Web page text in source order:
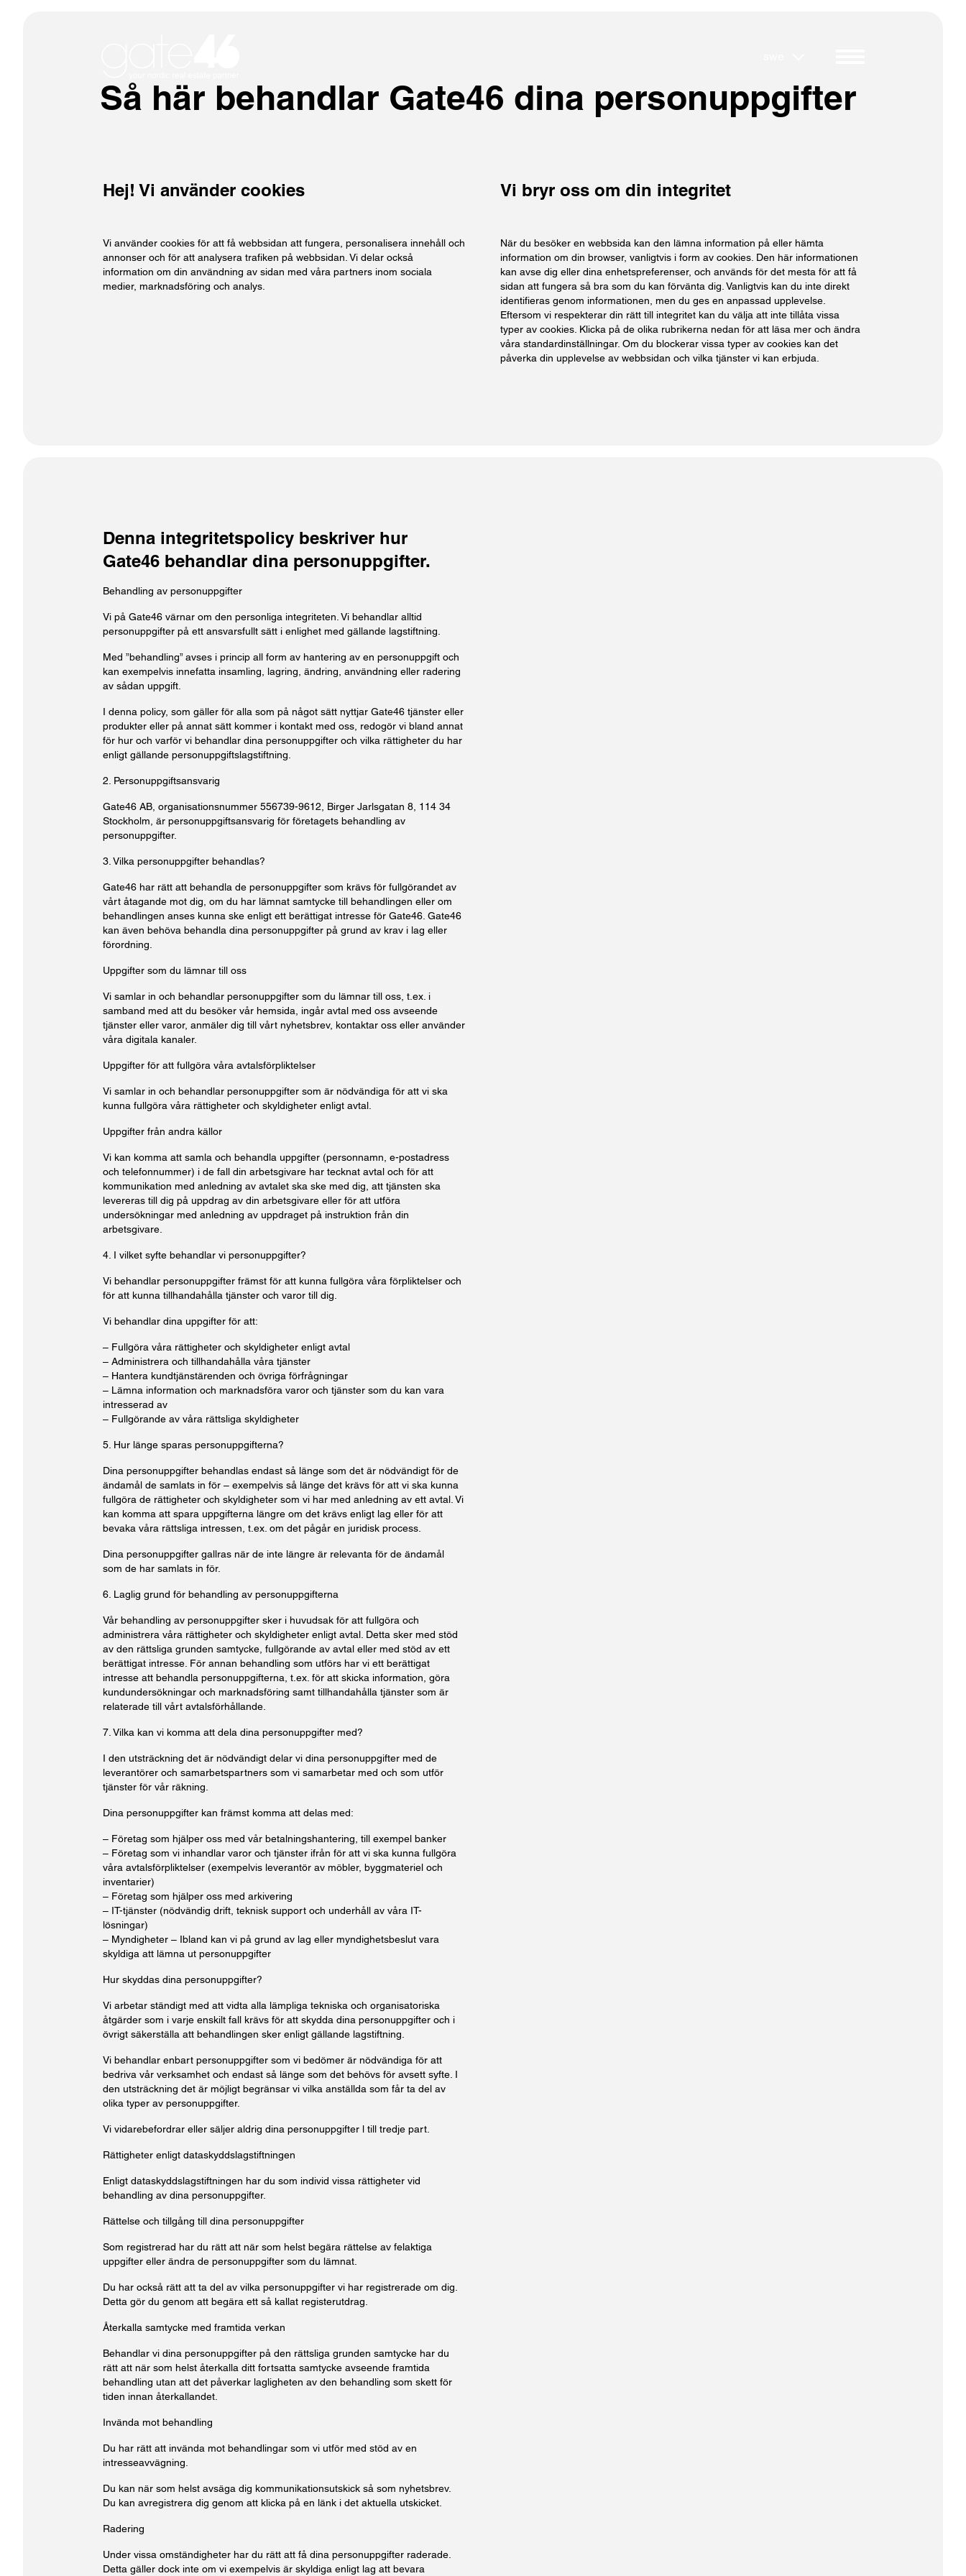
Så här behandlar Gate46 dina personuppgifter
Hej! Vi använder cookies
Vi använder cookies för att få webbsidan att fungera, personalisera innehåll och
annonser och för att analysera trafiken på webbsidan. Vi delar också
information om din användning av sidan med våra partners inom sociala
medier, marknadsföring och analys.
Vi bryr oss om din integritet
När du besöker en webbsida kan den lämna information på eller hämta
information om din browser, vanligtvis i form av cookies. Den här informationen
kan avse dig eller dina enhetspreferenser, och används för det mesta för att få
sidan att fungera så bra som du kan förvänta dig. Vanligtvis kan du inte direkt
identifieras genom informationen, men du ges en anpassad upplevelse.
Eftersom vi respekterar din rätt till integritet kan du välja att inte tillåta vissa
typer av cookies. Klicka på de olika rubrikerna nedan för att läsa mer och ändra
våra standardinställningar. Om du blockerar vissa typer av cookies kan det
påverka din upplevelse av webbsidan och vilka tjänster vi kan erbjuda.
Denna integritetspolicy beskriver hur
Gate46 behandlar dina personuppgifter.
Behandling av personuppgifter
Vi på Gate46 värnar om den personliga integriteten. Vi behandlar alltid
personuppgifter på ett ansvarsfullt sätt i enlighet med gällande lagstiftning.
Med ”behandling” avses i princip all form av hantering av en personuppgift och
kan exempelvis innefatta insamling, lagring, ändring, användning eller radering
av sådan uppgift.
I denna policy, som gäller för alla som på något sätt nyttjar Gate46 tjänster eller
produkter eller på annat sätt kommer i kontakt med oss, redogör vi bland annat
för hur och varför vi behandlar dina personuppgifter och vilka rättigheter du har
enligt gällande personuppgiftslagstiftning.
2. Personuppgiftsansvarig
Gate46 AB, organisationsnummer 556739-9612, Birger Jarlsgatan 8, 114 34
Stockholm, är personuppgiftsansvarig för företagets behandling av
personuppgifter.
3. Vilka personuppgifter behandlas?
Gate46 har rätt att behandla de personuppgifter som krävs för fullgörandet av
vårt åtagande mot dig, om du har lämnat samtycke till behandlingen eller om
behandlingen anses kunna ske enligt ett berättigat intresse för Gate46. Gate46
kan även behöva behandla dina personuppgifter på grund av krav i lag eller
förordning.
Uppgifter som du lämnar till oss
Vi samlar in och behandlar personuppgifter som du lämnar till oss, t.ex. i
samband med att du besöker vår hemsida, ingår avtal med oss avseende
tjänster eller varor, anmäler dig till vårt nyhetsbrev, kontaktar oss eller använder
våra digitala kanaler.
Uppgifter för att fullgöra våra avtalsförpliktelser
Vi samlar in och behandlar personuppgifter som är nödvändiga för att vi ska
kunna fullgöra våra rättigheter och skyldigheter enligt avtal.
Uppgifter från andra källor
Vi kan komma att samla och behandla uppgifter (personnamn, e-postadress
och telefonnummer) i de fall din arbetsgivare har tecknat avtal och för att
kommunikation med anledning av avtalet ska ske med dig, att tjänsten ska
levereras till dig på uppdrag av din arbetsgivare eller för att utföra
undersökningar med anledning av uppdraget på instruktion från din
arbetsgivare.
4. I vilket syfte behandlar vi personuppgifter?
Vi behandlar personuppgifter främst för att kunna fullgöra våra förpliktelser och
för att kunna tillhandahålla tjänster och varor till dig.
Vi behandlar dina uppgifter för att:
– Fullgöra våra rättigheter och skyldigheter enligt avtal
– Administrera och tillhandahålla våra tjänster
– Hantera kundtjänstärenden och övriga förfrågningar
– Lämna information och marknadsföra varor och tjänster som du kan vara
intresserad av
– Fullgörande av våra rättsliga skyldigheter
5. Hur länge sparas personuppgifterna?
Dina personuppgifter behandlas endast så länge som det är nödvändigt för de
ändamål de samlats in för – exempelvis så länge det krävs för att vi ska kunna
fullgöra de rättigheter och skyldigheter som vi har med anledning av ett avtal. Vi
kan komma att spara uppgifterna längre om det krävs enligt lag eller för att
bevaka våra rättsliga intressen, t.ex. om det pågår en juridisk process.
Dina personuppgifter gallras när de inte längre är relevanta för de ändamål
som de har samlats in för.
6. Laglig grund för behandling av personuppgifterna
Vår behandling av personuppgifter sker i huvudsak för att fullgöra och
administrera våra rättigheter och skyldigheter enligt avtal. Detta sker med stöd
av den rättsliga grunden samtycke, fullgörande av avtal eller med stöd av ett
berättigat intresse. För annan behandling som utförs har vi ett berättigat
intresse att behandla personuppgifterna, t.ex. för att skicka information, göra
kundundersökningar och marknadsföring samt tillhandahålla tjänster som är
relaterade till vårt avtalsförhållande.
7. Vilka kan vi komma att dela dina personuppgifter med?
I den utsträckning det är nödvändigt delar vi dina personuppgifter med de
leverantörer och samarbetspartners som vi samarbetar med och som utför
tjänster för vår räkning.
Dina personuppgifter kan främst komma att delas med:
– Företag som hjälper oss med vår betalningshantering, till exempel banker
– Företag som vi inhandlar varor och tjänster ifrån för att vi ska kunna fullgöra
våra avtalsförpliktelser (exempelvis leverantör av möbler, byggmateriel och
inventarier)
– Företag som hjälper oss med arkivering
– IT-tjänster (nödvändig drift, teknisk support och underhåll av våra IT-
lösningar)
– Myndigheter – Ibland kan vi på grund av lag eller myndighetsbeslut vara
skyldiga att lämna ut personuppgifter
Hur skyddas dina personuppgifter?
Vi arbetar ständigt med att vidta alla lämpliga tekniska och organisatoriska
åtgärder som i varje enskilt fall krävs för att skydda dina personuppgifter och i
övrigt säkerställa att behandlingen sker enligt gällande lagstiftning.
Vi behandlar enbart personuppgifter som vi bedömer är nödvändiga för att
bedriva vår verksamhet och endast så länge som det behövs för avsett syfte. I
den utsträckning det är möjligt begränsar vi vilka anställda som får ta del av
olika typer av personuppgifter.
Vi vidarebefordrar eller säljer aldrig dina personuppgifter l till tredje part.
Rättigheter enligt dataskyddslagstiftningen
Enligt dataskyddslagstiftningen har du som individ vissa rättigheter vid
behandling av dina personuppgifter.
Rättelse och tillgång till dina personuppgifter
Som registrerad har du rätt att när som helst begära rättelse av felaktiga
uppgifter eller ändra de personuppgifter som du lämnat.
Du har också rätt att ta del av vilka personuppgifter vi har registrerade om dig.
Detta gör du genom att begära ett så kallat registerutdrag.
Återkalla samtycke med framtida verkan
Behandlar vi dina personuppgifter på den rättsliga grunden samtycke har du
rätt att när som helst återkalla ditt fortsatta samtycke avseende framtida
behandling utan att det påverkar lagligheten av den behandling som skett för
tiden innan återkallandet.
Invända mot behandling
Du har rätt att invända mot behandlingar som vi utför med stöd av en
intresseavvägning.
Du kan när som helst avsäga dig kommunikationsutskick så som nyhetsbrev.
Du kan avregistrera dig genom att klicka på en länk i det aktuella utskicket.
Radering
Under vissa omständigheter har du rätt att få dina personuppgifter raderade.
Detta gäller dock inte om vi exempelvis är skyldiga enligt lag att bevara